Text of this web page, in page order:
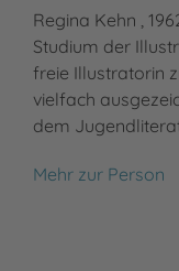
Regina Kehn ,
Studium der
freie Illustratorin
vielfach
dem
Mehr zur Person
Regina Kehn